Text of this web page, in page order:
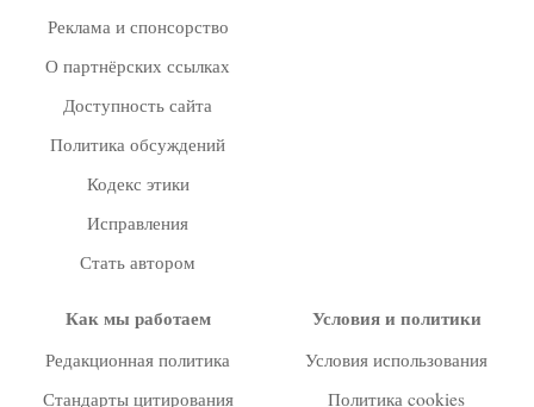
Реклама и спонсорство
О партнёрских ссылках
Доступность сайта
Политика обсуждений
Кодекс этики
Исправления
Стать автором
Как мы работаем
Редакционная политика
Стандарты цитирования
Условия и политики
Условия использования
Политика cookies